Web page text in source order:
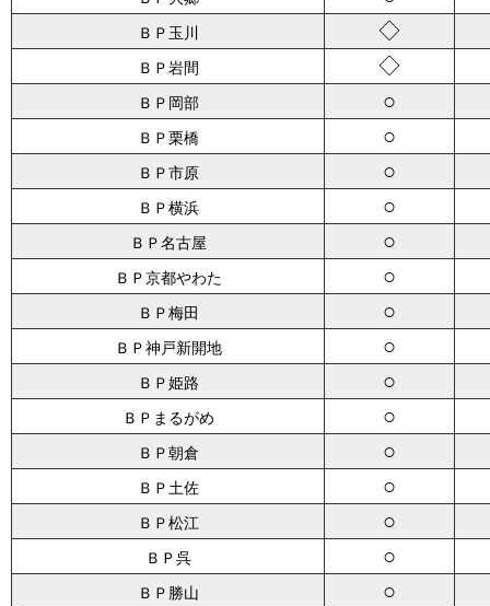
ＢＰ玉川 ◇
ＢＰ岩間 ◇
ＢＰ岡部 ○
ＢＰ栗橋 ○
ＢＰ市原 ○
ＢＰ横浜 ○
ＢＰ名古屋 ○
ＢＰ京都やわた ○
ＢＰ梅田 ○
ＢＰ神戸新開地 ○
ＢＰ姫路 ○
ＢＰまるがめ ○
ＢＰ朝倉 ○
ＢＰ土佐 ○
ＢＰ松江 ○
ＢＰ呉 ○
ＢＰ勝山 ○